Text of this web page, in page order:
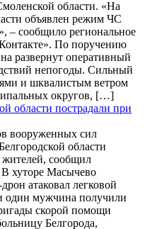
области. «На
объявлен режим ЧС
– сообщило региональное
По поручению
развернут оперативный
непогоды. Сильный
и шквалистым ветром
округов, […]
области пострадали при
вооруженных сил
области
жителей, сообщил
хуторе Масычево
атаковал легковой
мужчина получили
скорой помощи
Белгорода,